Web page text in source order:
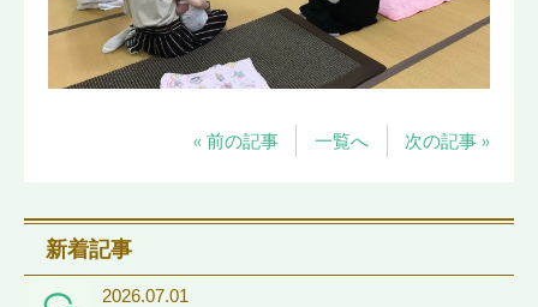
« 前の記事 一覧へ 次の記事 »
新着記事
2026.07.01